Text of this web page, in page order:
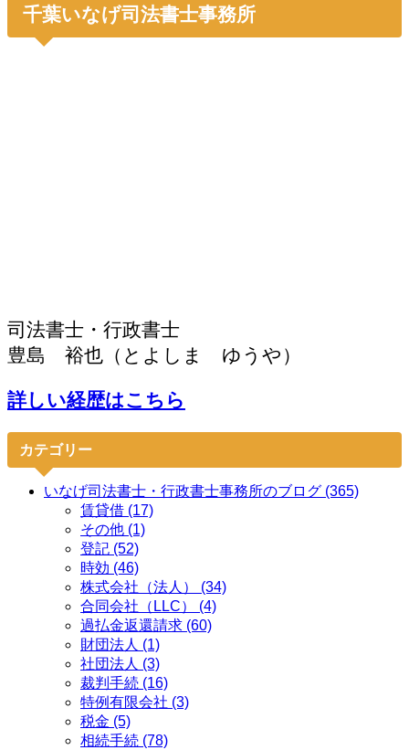
千葉いなげ司法書士事務所
司法書士・行政書士
豊島 裕也（とよしま ゆうや）
詳しい経歴はこちら
カテゴリー
いなげ司法書士・行政書士事務所のブログ (365)
賃貸借 (17)
その他 (1)
登記 (52)
時効 (46)
株式会社（法人） (34)
合同会社（LLC） (4)
過払金返還請求 (60)
財団法人 (1)
社団法人 (3)
裁判手続 (16)
特例有限会社 (3)
税金 (5)
相続手続 (78)